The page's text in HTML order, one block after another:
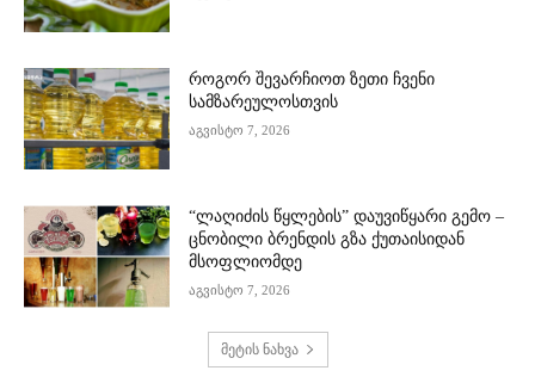
როგორ შევარჩიოთ ზეთი ჩვენი
სამზარეულოსთვის
აგვისტო 7, 2026
“ლაღიძის წყლების” დაუვიწყარი გემო –
ცნობილი ბრენდის გზა ქუთაისიდან
მსოფლიომდე
აგვისტო 7, 2026
მეტის ნახვა